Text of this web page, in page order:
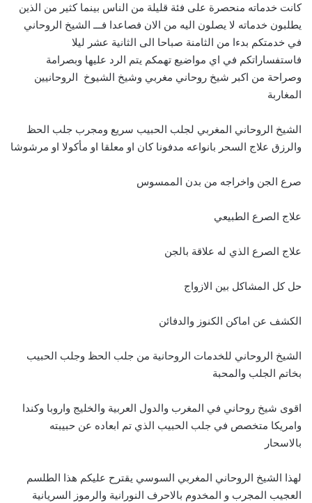
كانت خدماته منحصرة على فئة قليلة من الناس بينما كثير من الذين
يطلبون خدماته لا يصلون اليه من الان فصاعدا فـــ الشيخ الروحاني
في خدمتكم بدءا من الثامنة صباحا الى الثانية عشر ليلا
فاستفساراتكم في اي مواضيع تهمكم يتم الرد عليها وبصرامة
وصراحة من اكبر شيخ روحاني مغربي وشيخ الشيوخ الروحانيين
المغاربة
الشيخ الروحاني المغربي لجلب الحبيب سريع ومجرب جلب الحظ
والرزق علاج السحر بانواعه مدفونا كان او معلقا او مأكولا او مرشوشا
صرع الجن واخراجه من بدن الممسوس
علاج الصرع الطبيعي
علاج الصرع الذي له علاقة بالجن
حل كل المشاكل بين الازواج
الكشف عن اماكن الكنوز والدفائن
الشيخ الروحاني للخدمات الروحانية من جلب الحظ وجلب الحبيب
بخاتم الجلب والمحبة
اقوى شيخ روحاني في المغرب والدول العربية والخليج واروبا وكندا
وامريكا متخصص في جلب الحبيب الذي تم ابعاده عن حبيبته
بالاسحار
لهذا الشيخ الروحاني المغربي السوسي يقترح عليكم هذا الطلسم
العجيب المجرب و المخدوم بالاحرف النورانية والرموز السريانية